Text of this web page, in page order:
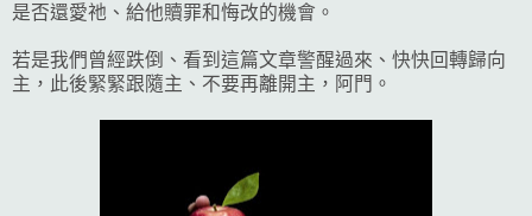
是否還愛祂、給他贖罪和悔改的機會。
若是我們曾經跌倒、看到這篇文章警醒過來、快快回轉歸向
主，此後緊緊跟隨主、不要再離開主，阿門。